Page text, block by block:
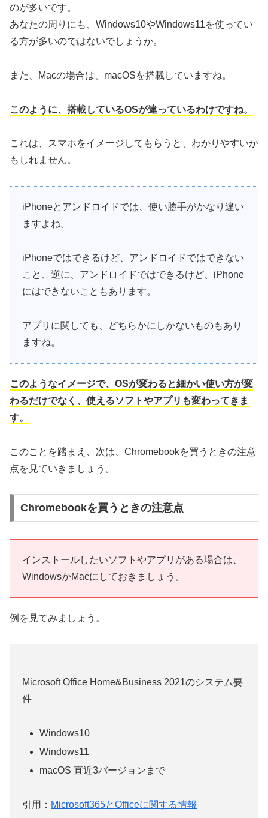
のが多いです。
あなたの周りにも、Windows10やWindows11を使ってい
る方が多いのではないでしょうか。
また、Macの場合は、macOSを搭載していますね。
このように、搭載しているOSが違っているわけですね。
これは、スマホをイメージしてもらうと、わかりやすいか
もしれません。
iPhoneとアンドロイドでは、使い勝手がかなり違い
ますよね。
iPhoneではできるけど、アンドロイドではできない
こと、逆に、アンドロイドではできるけど、iPhone
にはできないこともあります。
アプリに関しても、どちらかにしかないものもあり
ますね。
このようなイメージで、OSが変わると細かい使い方が変
わるだけでなく、使えるソフトやアプリも変わってきま
す。
このことを踏まえ、次は、Chromebookを買うときの注意
点を見ていきましょう。
Chromebookを買うときの注意点
インストールしたいソフトやアプリがある場合は、
WindowsかMacにしておきましょう。
例を見てみましょう。
Microsoft Office Home&Business 2021のシステム要
件
Windows10
Windows11
macOS 直近3バージョンまで
引用： Microsoft365とOfficeに関する情報